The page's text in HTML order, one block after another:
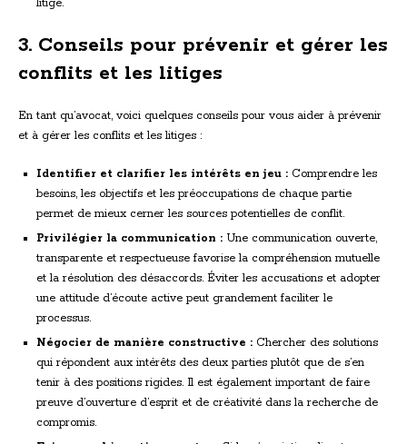
litige.
3. Conseils pour prévenir et gérer les
conflits et les litiges
En tant qu’avocat, voici quelques conseils pour vous aider à prévenir
et à gérer les conflits et les litiges :
Identifier et clarifier les intérêts en jeu : Comprendre les
besoins, les objectifs et les préoccupations de chaque partie
permet de mieux cerner les sources potentielles de conflit.
Privilégier la communication : Une communication ouverte,
transparente et respectueuse favorise la compréhension mutuelle
et la résolution des désaccords. Éviter les accusations et adopter
une attitude d’écoute active peut grandement faciliter le
processus.
Négocier de manière constructive : Chercher des solutions
qui répondent aux intérêts des deux parties plutôt que de s’en
tenir à des positions rigides. Il est également important de faire
preuve d’ouverture d’esprit et de créativité dans la recherche de
compromis.